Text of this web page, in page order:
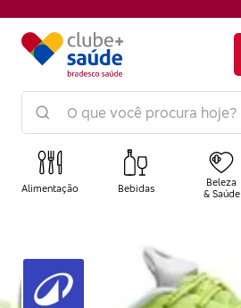
Alimentação Bebidas
Beleza
& Saúde